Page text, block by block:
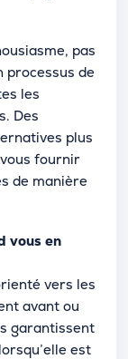
pas
processus de
les
Des
plus
fournir
de manière
vous en
vers les
avant ou
garantissent
est